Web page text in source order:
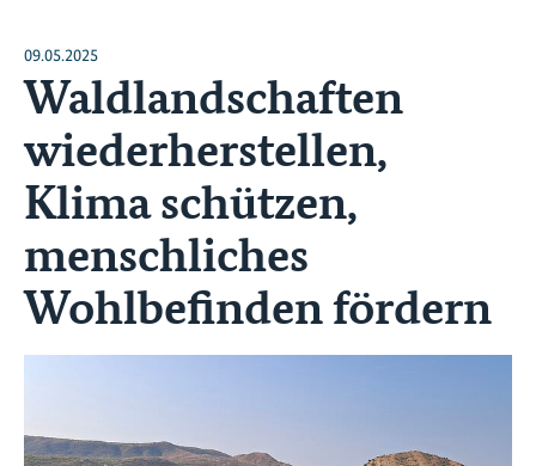
09.05.2025
Waldlandschaften
wiederherstellen,
Klima schützen,
menschliches
Wohlbefinden fördern